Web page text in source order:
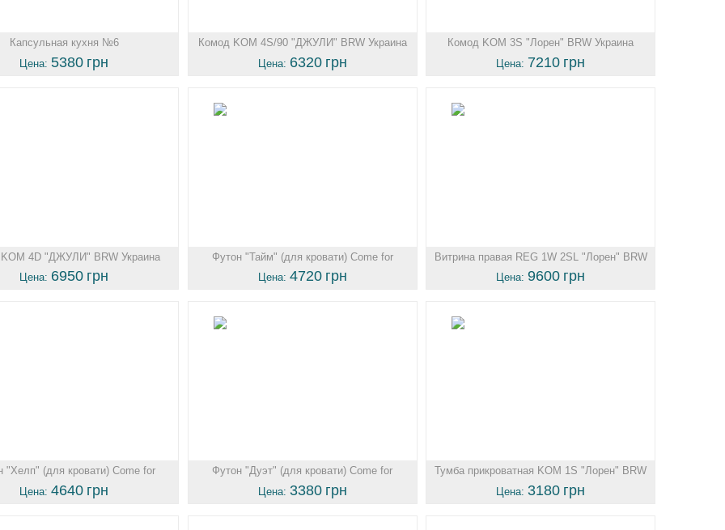
Капсульная кухня №6
Цена:5380 грн
Комод KOM 4S/90 "ДЖУЛИ" BRW Украина
Цена: 6320 грн
Комод KOM 3S "Лорен" BRW Украина
Цена: 7210 грн
4D "ДЖУЛИ" BRW Украина
Цена: 6950 грн
Футон "Тайм" (для кровати) Come for
Цена: 4720 грн
Витрина правая REG 1W 2SL "Лорен" BRW
Укр...
Цена:9600 грн
"Хелп" (для кровати) Come for
Цена:4640 грн
Футон "Дуэт" (для кровати) Come for
Цена: 3380 грн
Тумба прикроватная KOM 1S "Лорен" BRW
Укр...
Цена: 3180 грн